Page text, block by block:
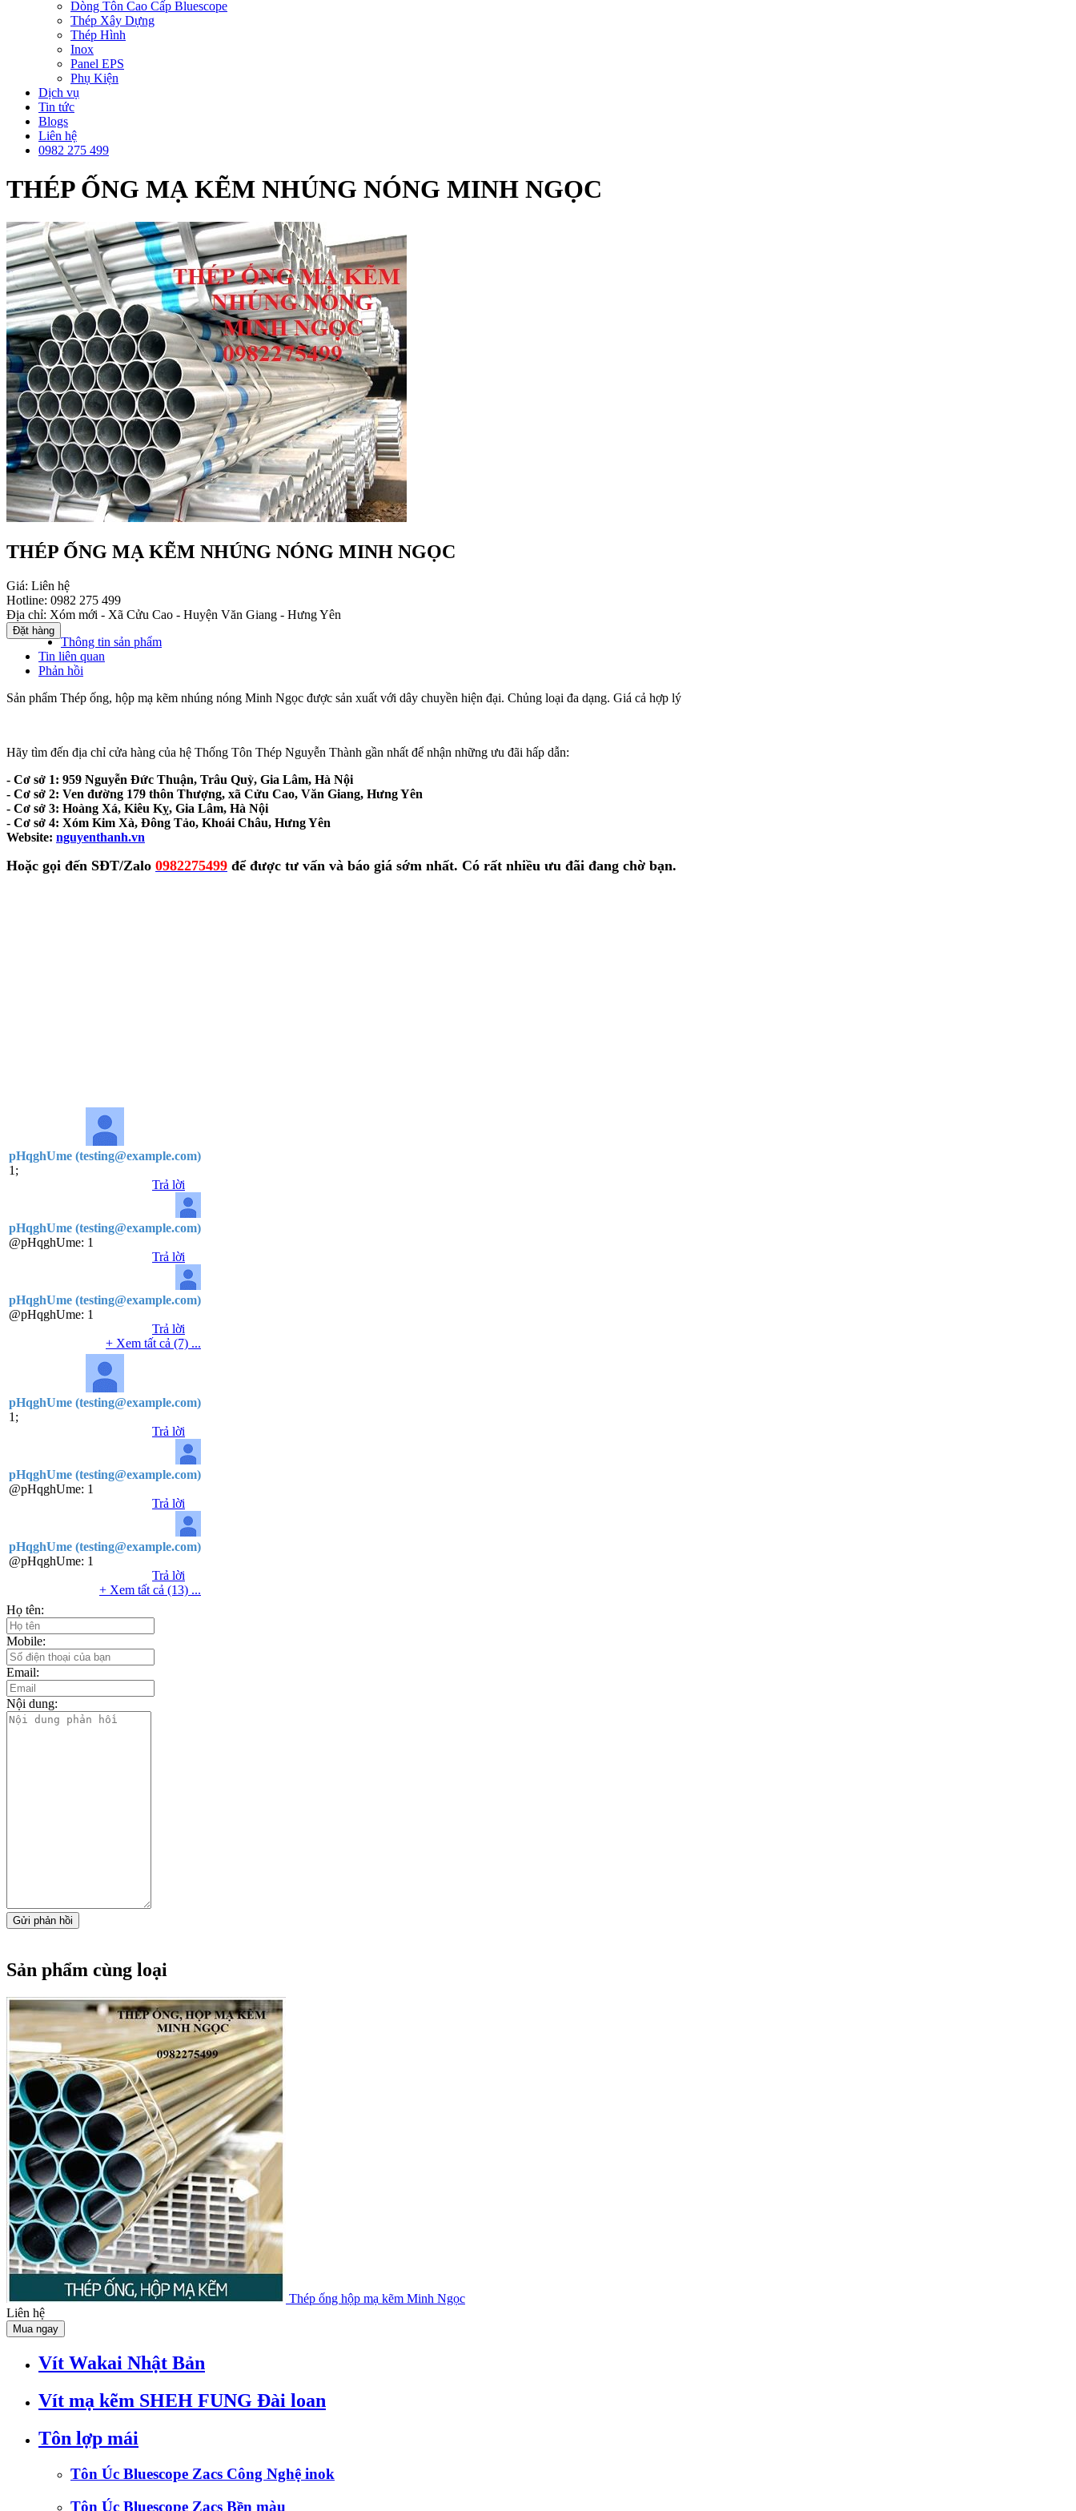
Dòng Tôn Cao Cấp Bluescope
Thép Xây Dựng
Thép Hình
Inox
Panel EPS
Phụ Kiện
Dịch vụ
Tin tức
Blogs
Liên hệ
0982 275 499
THÉP ỐNG MẠ KẼM NHÚNG NÓNG MINH NGỌC
THÉP ỐNG MẠ KẼM NHÚNG NÓNG MINH NGỌC
Giá: Liên hệ
Hotline: 0982 275 499
Địa chỉ: Xóm mới - Xã Cửu Cao - Huyện Văn Giang - Hưng Yên
Thông tin sản phẩm
Tin liên quan
Phản hồi
Sản phẩm Thép ống, hộp mạ kẽm nhúng nóng Minh Ngọc được sản xuất với dây chuyền hiện đại. Chủng loại đa dạng. Giá cả hợp lý
Hãy tìm đến địa chỉ cửa hàng của hệ Thống Tôn Thép Nguyễn Thành gần nhất để nhận những ưu đãi hấp dẫn:
- Cơ sở 1: 959 Nguyễn Đức Thuận, Trâu Quỳ, Gia Lâm, Hà Nội
- Cơ sở 2: Ven đường 179 thôn Thượng, xã Cửu Cao, Văn Giang, Hưng Yên
- Cơ sở 3: Hoàng Xá, Kiêu Kỵ, Gia Lâm, Hà Nội
- Cơ sở 4: Xóm Kim Xà, Đông Tảo, Khoái Châu, Hưng Yên
Website: nguyenthanh.vn
Hoặc gọi đến SĐT/Zalo 0982275499 để được tư vấn và báo giá sớm nhất. Có rất nhiều ưu đãi đang chờ bạn.
pHqghUme (testing@example.com)
1;
Trả lời
pHqghUme (testing@example.com)
@pHqghUme: 1
Trả lời
pHqghUme (testing@example.com)
@pHqghUme: 1
Trả lời
+ Xem tất cả (7) ...
pHqghUme (testing@example.com)
1;
Trả lời
pHqghUme (testing@example.com)
@pHqghUme: 1
Trả lời
pHqghUme (testing@example.com)
@pHqghUme: 1
Trả lời
+ Xem tất cả (13) ...
Họ tên:
Mobile:
Email:
Nội dung:
Gửi phản hồi
Sản phẩm cùng loại
Thép ống hộp mạ kẽm Minh Ngọc
Liên hệ
Mua ngay
Vít Wakai Nhật Bản
Vít mạ kẽm SHEH FUNG Đài loan
Tôn lợp mái
Tôn Úc Bluescope Zacs Công Nghệ inok
Tôn Úc Bluescope Zacs Bền màu